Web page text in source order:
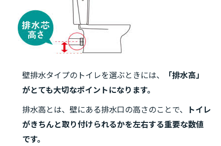
壁排水タイプのトイレを選ぶときには、
「排水高」
がとても大切なポイントになります。
排水高とは、壁にある排水口の高さのことで、
トイレ
がきちんと取り付けられるかを左右する重要な数値
です。